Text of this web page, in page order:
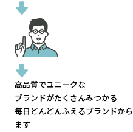
高品質でユニークな
ブランドがたくさんみつかる
毎日どんどんふえるブランドから
ます